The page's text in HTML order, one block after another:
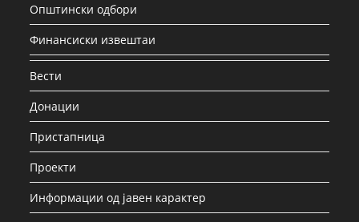
Општински одбори
Финансиски извештаи
Вести
Донации
Пристапница
Проекти
Информации од јавен карактер